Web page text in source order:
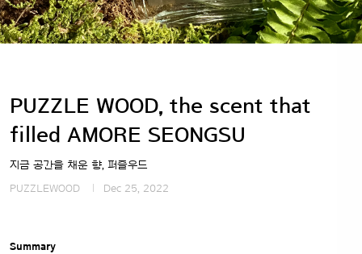
PUZZLE WOOD, the scent that
filled AMORE SEONGSU
지금 공간을 채운 향, 퍼즐우드
PUZZLEWOOD Dec 25, 2022
Summary